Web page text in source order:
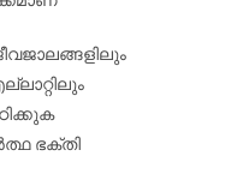
ഭക്തി